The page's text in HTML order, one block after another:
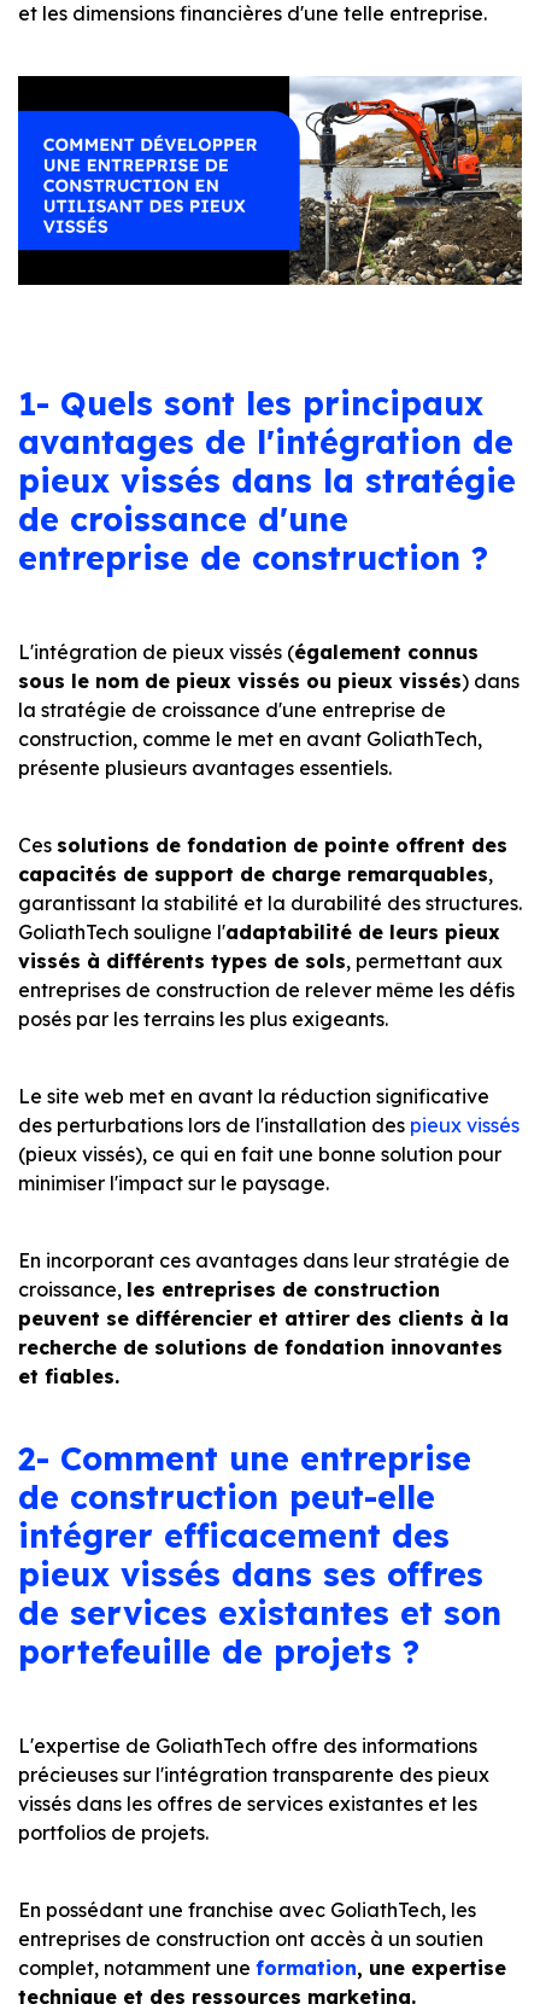
et les dimensions financières d'une telle entreprise.
1- Quels sont les principaux
avantages de l'intégration de
pieux vissés dans la stratégie
de croissance d'une
entreprise de construction ?
L'intégration de pieux vissés (également connus
sous le nom de pieux vissés ou pieux vissés) dans
la stratégie de croissance d'une entreprise de
construction, comme le met en avant GoliathTech,
présente plusieurs avantages essentiels.
Ces solutions de fondation de pointe offrent des
capacités de support de charge remarquables,
garantissant la stabilité et la durabilité des structures.
GoliathTech souligne l'adaptabilité de leurs pieux
vissés à différents types de sols, permettant aux
entreprises de construction de relever même les défis
posés par les terrains les plus exigeants.
Le site web met en avant la réduction significative
des perturbations lors de l'installation des pieux vissés
(pieux vissés), ce qui en fait une bonne solution pour
minimiser l'impact sur le paysage.
En incorporant ces avantages dans leur stratégie de
croissance, les entreprises de construction
peuvent se différencier et attirer des clients à la
recherche de solutions de fondation innovantes
et fiables.
2- Comment une entreprise
de construction peut-elle
intégrer efficacement des
pieux vissés dans ses offres
de services existantes et son
portefeuille de projets ?
L'expertise de GoliathTech offre des informations
précieuses sur l'intégration transparente des pieux
vissés dans les offres de services existantes et les
portfolios de projets.
En possédant une franchise avec GoliathTech, les
entreprises de construction ont accès à un soutien
complet, notamment une formation, une expertise
technique et des ressources marketing.